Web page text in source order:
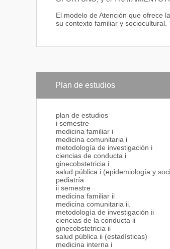
El modelo de Atención que ofrece
su contexto familiar y sociocultural.
Plan de estudios
plan de estudios
i semestre
medicina familiar i
medicina comunitaria i
metodología de investigación i
ciencias de conducta i
ginecobstetricia i
salud pública i (epidemiología y
pediatría
ii semestre
medicina familiar ii
medicina comunitaria ii.
metodología de investigación ii
ciencias de la conducta ii
ginecobstetricia ii
salud pública ii (estadísticas)
medicina interna i